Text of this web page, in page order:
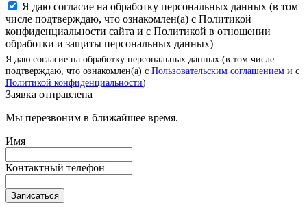
Я даю согласие на обработку персональных данных (в том
числе подтверждаю, что ознакомлен(а) с Политикой
конфиденциальности сайта и с Политикой в отношении
обработки и защиты персональных данных)
Я даю согласие на обработку персональных данных (в том числе
подтверждаю, что ознакомлен(а) с Пользовательским соглашением и с
Политикой конфиденциальности)
Заявка отправлена
Мы перезвоним в ближайшее время.
Имя
Контактный телефон
Записаться